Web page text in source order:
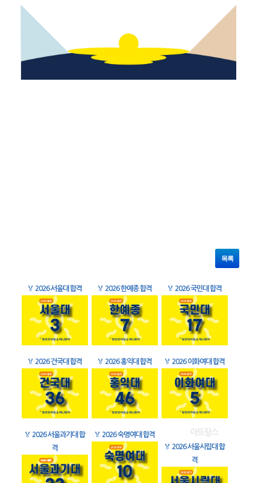
목록
🏅 2026 서울대 합격 🏅 2026 한예종 합격 🏅 2026 국민대 합격
🏅 2026 건국대 합격 🏅 2026 홍익대 합격 🏅 2026 이화여대 합격
🏅 2026 서울과기대 합
격
🏅 2026 숙명여대 합격
🏅 2026 서울시립대 합
격